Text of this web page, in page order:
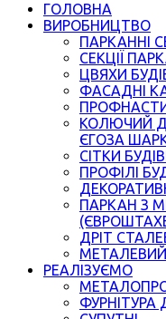
ГОЛОВНА
ВИРОБНИЦТВО
ПАРКАННІ
СЕКЦІЇ
ЦВЯХИ
ФАСАДНІ
КОЛЮЧИЙ
ЄГОЗА
СІТКИ
ПРОФІЛІ
ПАРКАН З
ДРІТ
РЕАЛІЗУЄМО
ФУРНІТУРА